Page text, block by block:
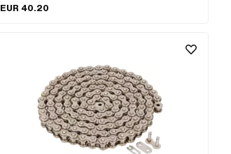
maillons: 128 pcs · Circonférence de roulement: 1626 mm ·
EUR 40.20